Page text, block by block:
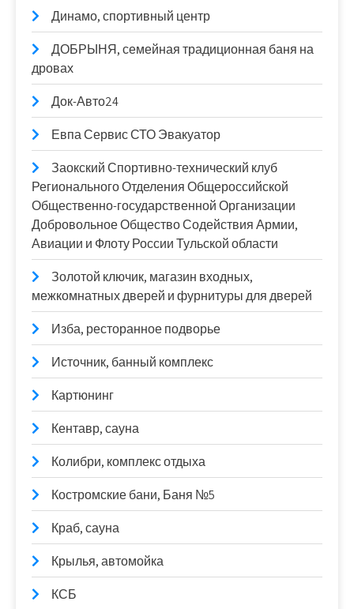
Динамо, спортивный центр
ДОБРЫНЯ, семейная традиционная баня на
дровах
Док-Авто24
Евпа Сервис СТО Эвакуатор
Заокский Спортивно-технический клуб
Регионального Отделения Общероссийской
Общественно-государственной Организации
Добровольное Общество Содействия Армии,
Авиации и Флоту России Тульской области
Золотой ключик, магазин входных,
межкомнатных дверей и фурнитуры для дверей
Изба, ресторанное подворье
Источник, банный комплекс
Картюнинг
Кентавр, сауна
Колибри, комплекс отдыха
Костромские бани, Баня №5
Краб, сауна
Крылья, автомойка
КСБ